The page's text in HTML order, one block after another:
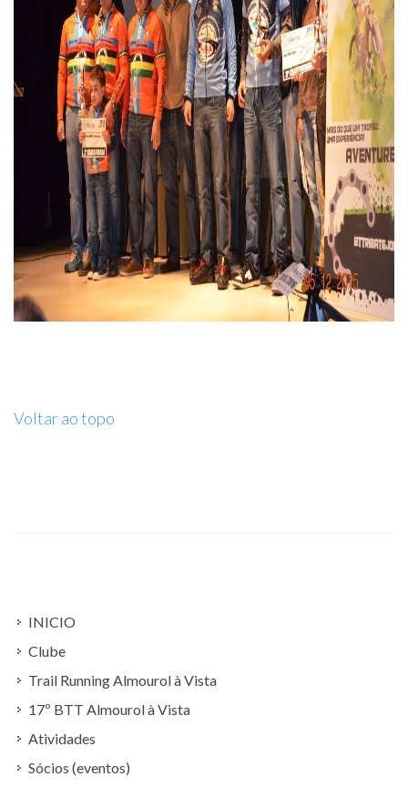
Voltar ao topo
INICIO
Clube
Trail Running Almourol à Vista
17º BTT Almourol à Vista
Atividades
Sócios (eventos)